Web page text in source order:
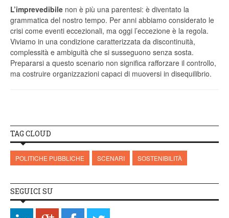
L’imprevedibile non è più una parentesi: è diventato la
grammatica del nostro tempo. Per anni abbiamo considerato le
crisi come eventi eccezionali, ma oggi l’eccezione è la regola.
Viviamo in una condizione caratterizzata da discontinuità,
complessità e ambiguità che si susseguono senza sosta.
Prepararsi a questo scenario non significa rafforzare il controllo,
ma costruire organizzazioni capaci di muoversi in disequilibrio.
TAG CLOUD
POLITICHE PUBBLICHE SCENARI SOSTENIBILITÀ
SEGUICI SU